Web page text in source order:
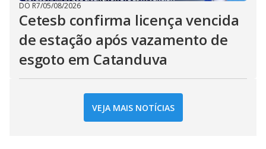
DO R7/05/08/2026
Cetesb confirma licença vencida
de estação após vazamento de
esgoto em Catanduva
VEJA MAIS NOTÍCIAS